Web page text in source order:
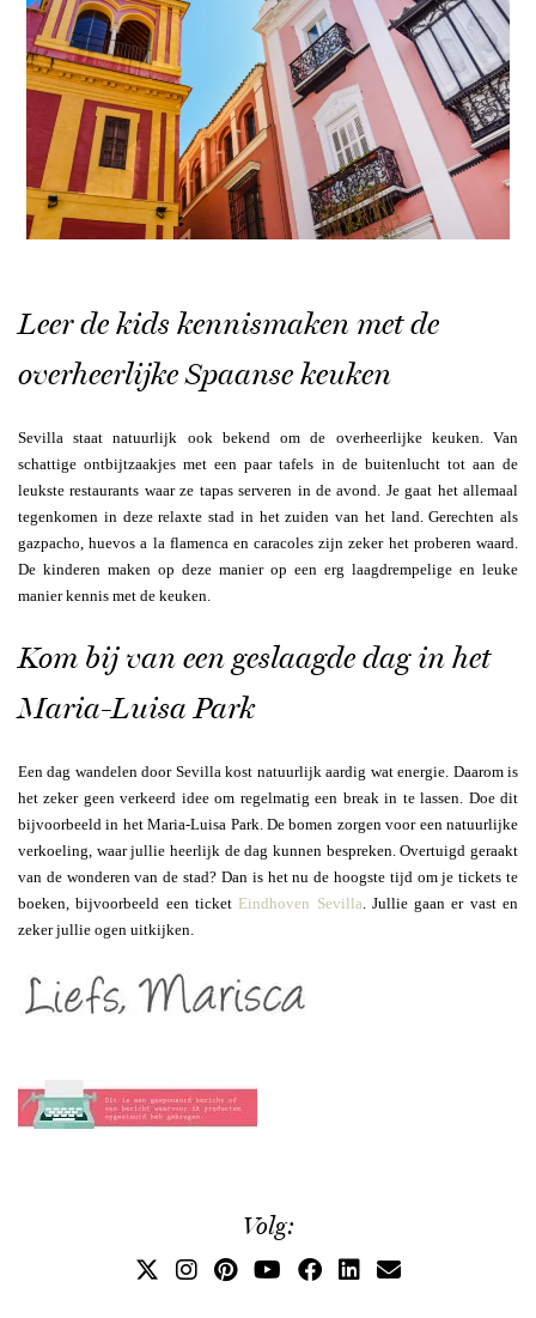
Leer de kids kennismaken met de
overheerlijke Spaanse keuken
Sevilla staat natuurlijk ook bekend om de overheerlijke keuken. Van
schattige ontbijtzaakjes met een paar tafels in de buitenlucht tot aan de
leukste restaurants waar ze tapas serveren in de avond. Je gaat het allemaal
tegenkomen in deze relaxte stad in het zuiden van het land. Gerechten als
gazpacho, huevos a la flamenca en caracoles zijn zeker het proberen waard.
De kinderen maken op deze manier op een erg laagdrempelige en leuke
manier kennis met de keuken.
Kom bij van een geslaagde dag in het
Maria-Luisa Park
Een dag wandelen door Sevilla kost natuurlijk aardig wat energie. Daarom is
het zeker geen verkeerd idee om regelmatig een break in te lassen. Doe dit
bijvoorbeeld in het Maria-Luisa Park. De bomen zorgen voor een natuurlijke
verkoeling, waar jullie heerlijk de dag kunnen bespreken. Overtuigd geraakt
van de wonderen van de stad? Dan is het nu de hoogste tijd om je tickets te
boeken, bijvoorbeeld een ticket Eindhoven Sevilla. Jullie gaan er vast en
zeker jullie ogen uitkijken.
Volg: